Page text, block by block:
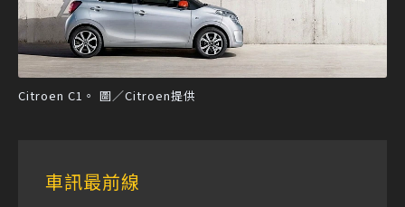
Citroen C1。 圖／Citroen提供
車訊最前線